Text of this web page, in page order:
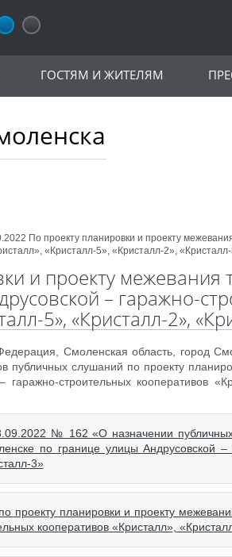
ГОСТЯМ И ЖИТЕЛЯМ
По проекту планировки и проекту
«Кристалл-5», «Кристалл-2»,
и проекту межевания
– гаражно-
5», «Кристалл-2»,
Смоленская область, город
публичных слушаний по проекту
строительных кооперативов
№ 162 «О назначении
по границе улицы Андрусовской –
3»
планировки и проекту
кооперативов «Кристалл»,